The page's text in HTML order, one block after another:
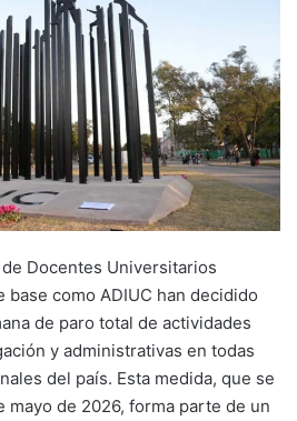
Docentes Universitarios
base como ADIUC han decidido
de paro total de actividades
y administrativas en todas
del país. Esta medida, que se
de 2026, forma parte de un